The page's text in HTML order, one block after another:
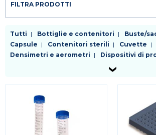
FILTRA PRODOTTI
Tutti Bottiglie e contenitori
Buste/
Capsule
Contenitori sterili
Cuvette
Densimetri e aerometri
Dispositivi di
Filtri da laboratorio
Piastre
Pinzetteria e morsetteria
Provette
Refrigeranti
Vetreria da laboratorio Varie